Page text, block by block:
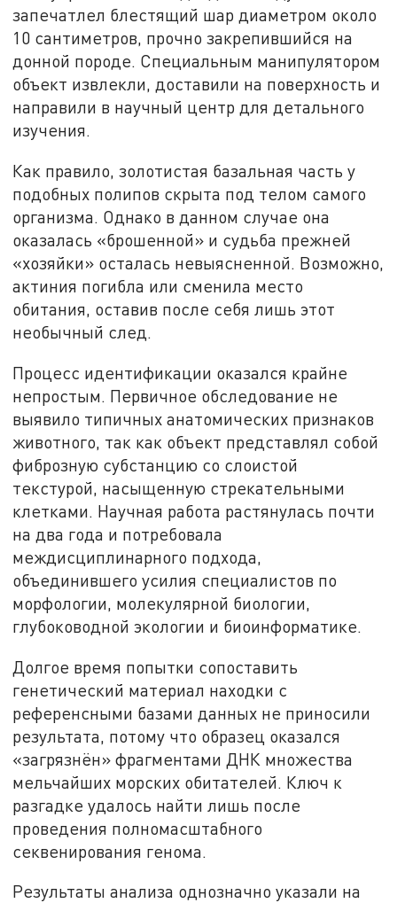
запечатлел блестящий шар диаметром около
10 сантиметров, прочно закрепившийся на
донной породе. Специальным манипулятором
объект извлекли, доставили на поверхность и
направили в научный центр для детального
изучения.
Как правило, золотистая базальная часть у
подобных полипов скрыта под телом самого
организма. Однако в данном случае она
оказалась «брошенной» и судьба прежней
«хозяйки» осталась невыясненной. Возможно,
актиния погибла или сменила место
обитания, оставив после себя лишь этот
необычный след.
Процесс идентификации оказался крайне
непростым. Первичное обследование не
выявило типичных анатомических признаков
животного, так как объект представлял собой
фиброзную субстанцию со слоистой
текстурой, насыщенную стрекательными
клетками. Научная работа растянулась почти
на два года и потребовала
междисциплинарного подхода,
объединившего усилия специалистов по
морфологии, молекулярной биологии,
глубоководной экологии и биоинформатике.
Долгое время попытки сопоставить
генетический материал находки с
референсными базами данных не приносили
результата, потому что образец оказался
«загрязнён» фрагментами ДНК множества
мельчайших морских обитателей. Ключ к
разгадке удалось найти лишь после
проведения полномасштабного
секвенирования генома.
Результаты анализа однозначно указали на